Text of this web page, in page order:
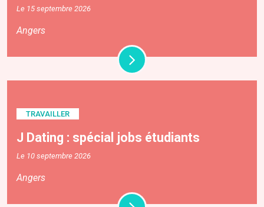
Le 15 septembre 2026
Angers
TRAVAILLER
J Dating : spécial jobs étudiants
Le 10 septembre 2026
Angers